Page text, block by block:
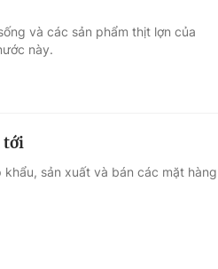
và các sản phẩm thịt lợn của
này.
tới
sản xuất và bán các mặt hàng